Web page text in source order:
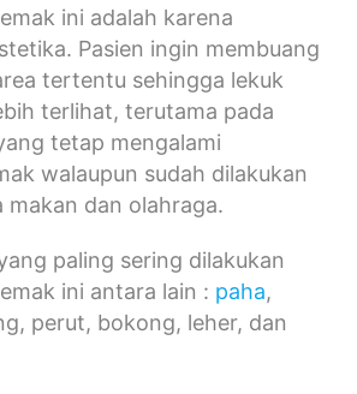
ini adalah karena
Pasien ingin membuang
tertentu sehingga lekuk
terlihat, terutama pada
tetap mengalami
walaupun sudah dilakukan
makan dan olahraga.
paling sering dilakukan
ini antara lain : paha,
perut, bokong, leher, dan